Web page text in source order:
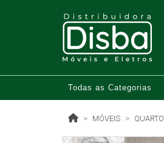
Todas as Categorias
MÓVEIS QUARTO